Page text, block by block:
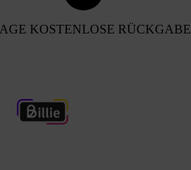
KOSTENLOSE RÜCKGABE